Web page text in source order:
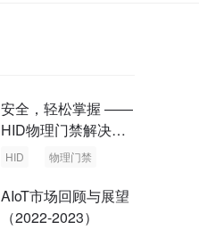
安全，轻松掌握 ——
HID物理门禁解决方
案，启动智慧安全新
HID 物理门禁
AIoT市场回顾与展望
（2022-2023）